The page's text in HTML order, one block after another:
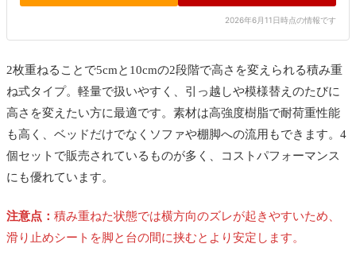
2026年6月11日時点の情報です
2枚重ねることで5cmと10cmの2段階で高さを変えられる積み重
ね式タイプ。 軽量で扱いやすく、引っ越しや模様替えのたびに
高さを変えたい方に最適です。 素材は高強度樹脂で耐荷重性能
も高く、ベッドだけでなくソファや棚脚への流用もできます。4
個セットで販売されているものが多く、コストパフォーマンス
にも優れています。
注意点： 積み重ねた状態では横方向のズレが起きやすいため、
滑り止めシートを脚と台の間に挟むとより安定します。